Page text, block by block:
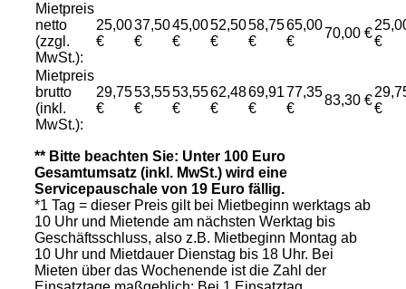
Mietpreis
netto
(zzgl.
MwSt.):
25,00
€
37,50
€
45,00
€
52,50
€
58,75
€
65,00
€
70,00 €
€
Mietpreis
brutto
(inkl.
MwSt.):
29,75
€
53,55
€
53,55
€
62,48
€
69,91
€
77,35
€
83,30 €
€
** Bitte beachten Sie: Unter 100 Euro
Gesamtumsatz (inkl. MwSt.) wird eine
Servicepauschale von 19 Euro fällig.
*1 Tag = dieser Preis gilt bei Mietbeginn werktags ab
10 Uhr und Mietende am nächsten Werktag bis
Geschäftsschluss, also z.B. Mietbeginn Montag ab
10 Uhr und Mietdauer Dienstag bis 18 Uhr. Bei
Mieten über das Wochenende ist die Zahl der